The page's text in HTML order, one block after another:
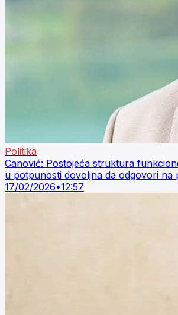
Politika
Canović: Postojeća struktura
u potpunosti dovoljna da odgovori na
17/02/2026•12:57